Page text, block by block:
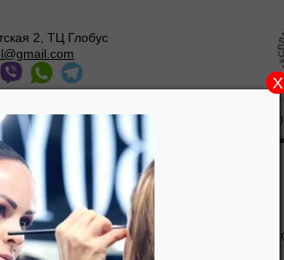
2, ТЦ Глобус
Галерея
помада
Татьяна Бойко о красной
X